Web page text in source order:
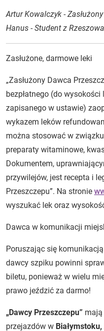
Artur Kowalczyk -
Hanus - Student z
Zasłużone, darmowe leki
„Zasłużony Dawca
bezpłatnego (do
zapisanego w ustawie)
wykazem leków
można stosować w
preparaty witaminowe,
Dokumentem,
przywilejów, jest recepta i
Przeszczepu”. Na stronie
wyszukać lek oraz
Dawca w komunikacji
Poruszając się
dawcy szpiku powinni
biletu, ponieważ w wielu
prawo jeździć za darmo!
„Dawcy Przeszczepu” mają
przejazdów w